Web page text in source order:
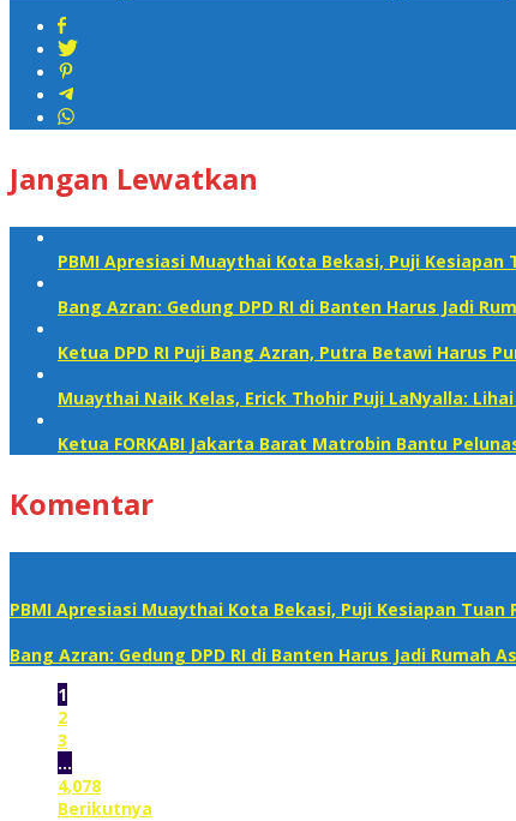
Jangan Lewatkan
PBMI Apresiasi Muaythai Kota Bekasi, Puji Kesiapan
Bang Azran: Gedung DPD RI di Banten Harus Jadi
Ketua DPD RI Puji Bang Azran, Putra Betawi Harus
Muaythai Naik Kelas, Erick Thohir Puji LaNyalla:
Ketua FORKABI Jakarta Barat Matrobin Bantu
Komentar
PBMI Apresiasi Muaythai Kota Bekasi, Puji Kesiapan Tuan
Bang Azran: Gedung DPD RI di Banten Harus Jadi Rumah
1
2
3
…
4,078
Berikutnya